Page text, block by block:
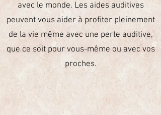
avec le monde. Les aides auditives
peuvent vous aider à profiter pleinement
de la vie même avec une perte auditive,
que ce soit pour vous-même ou avec vos
proches.